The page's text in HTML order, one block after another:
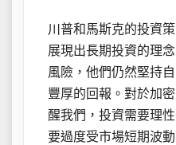
川普和馬斯克的投資
展現出長期投資的理
風險，他們仍然堅持
豐厚的回報。對於加
醒我們，投資需要理
要過度受市場短期波